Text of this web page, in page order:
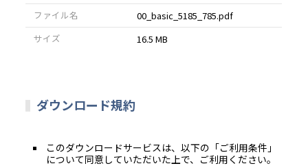
ファイル名
00_basic_5185_785.pdf
サイズ
16.5 MB
ダウンロード規約
このダウンロードサービスは、以下の「ご利用条件」
について同意していただいた上で、ご利用ください。